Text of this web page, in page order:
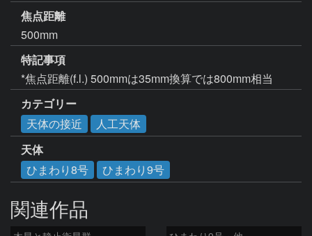
焦点距離
500mm
特記事項
*焦点距離(f.l.) 500mmは35mm換算では800mm相当
カテゴリー
天体の接近
人工天体
天体
ひまわり8号
ひまわり9号
関連作品